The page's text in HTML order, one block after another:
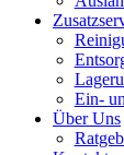
Ein-
Über Uns